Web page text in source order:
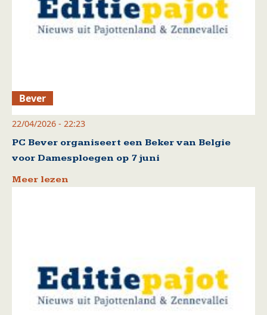
Bever
22/04/2026 - 22:23
PC Bever organiseert een Beker van Belgie
voor Damesploegen op 7 juni
Meer lezen